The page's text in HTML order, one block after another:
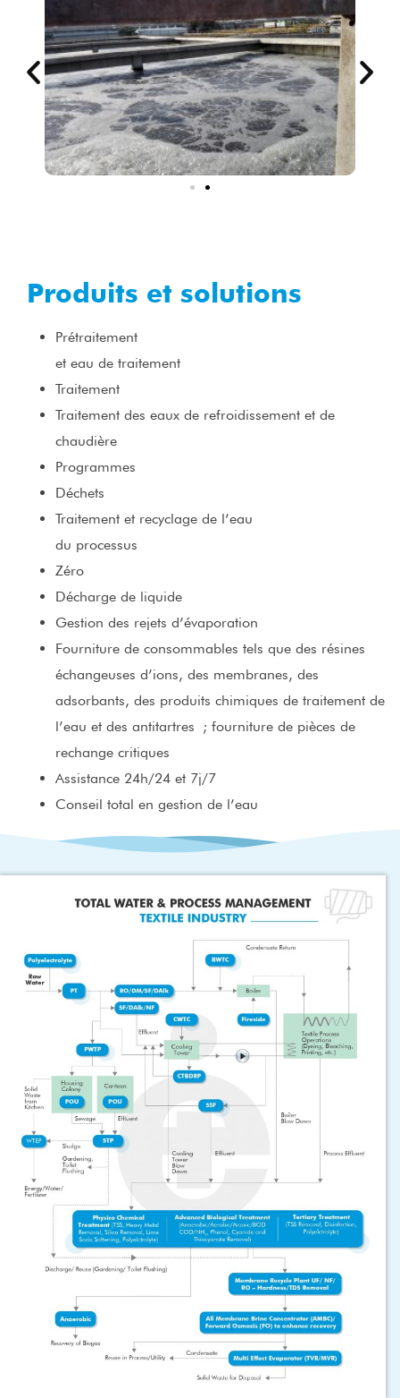
Produits et solutions
Prétraitement
et eau de traitement
Traitement
Traitement des eaux de refroidissement et de
chaudière
Programmes
Déchets
Traitement et recyclage de l’eau
du processus
Zéro
Décharge de liquide
Gestion des rejets d’évaporation
Fourniture de consommables tels que des résines
échangeuses d’ions, des membranes, des
adsorbants, des produits chimiques de traitement de
l’eau et des antitartres ; fourniture de pièces de
rechange critiques
Assistance 24h/24 et 7j/7
Conseil total en gestion de l’eau